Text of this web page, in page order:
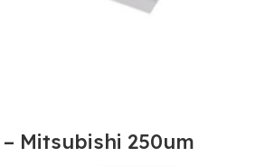
– Mitsubishi 250um